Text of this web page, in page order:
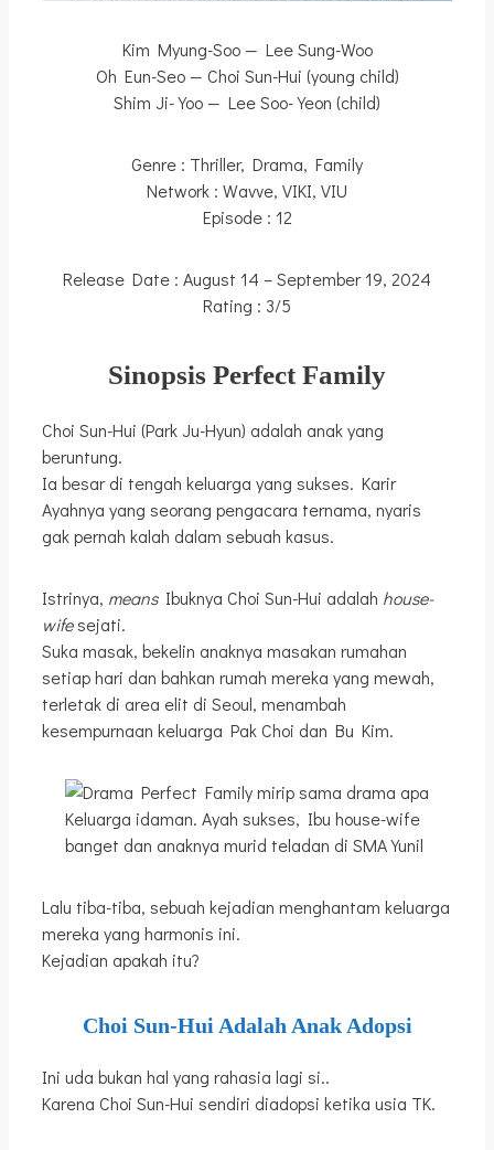
Kim Myung-Soo — Lee Sung-Woo
Oh Eun-Seo — Choi Sun-Hui (young child)
Shim Ji-Yoo — Lee Soo-Yeon (child)
Genre : Thriller, Drama, Family
Network : Wavve, VIKI, VIU
Episode : 12
Release Date : August 14 – September 19, 2024
Rating : 3/5
Sinopsis Perfect Family
Choi Sun-Hui (Park Ju-Hyun) adalah anak yang
beruntung.
Ia besar di tengah keluarga yang sukses. Karir
Ayahnya yang seorang pengacara ternama, nyaris
gak pernah kalah dalam sebuah kasus.
Istrinya, meansIbuknya Choi Sun-Hui adalah house-
wifesejati.
Suka masak, bekelin anaknya masakan rumahan
setiap hari dan bahkan rumah mereka yang mewah,
terletak di area elit di Seoul, menambah
kesempurnaan keluarga Pak Choi dan Bu Kim.
Keluarga idaman. Ayah sukses, Ibu house-wife
banget dan anaknya murid teladan di SMA Yunil
Lalu tiba-tiba, sebuah kejadian menghantam keluarga
mereka yang harmonis ini.
Kejadian apakah itu?
Choi Sun-Hui Adalah Anak Adopsi
Ini uda bukan hal yang rahasia lagi si..
Karena Choi Sun-Hui sendiri diadopsi ketika usia TK.